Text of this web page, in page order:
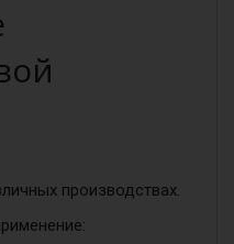
производствах.